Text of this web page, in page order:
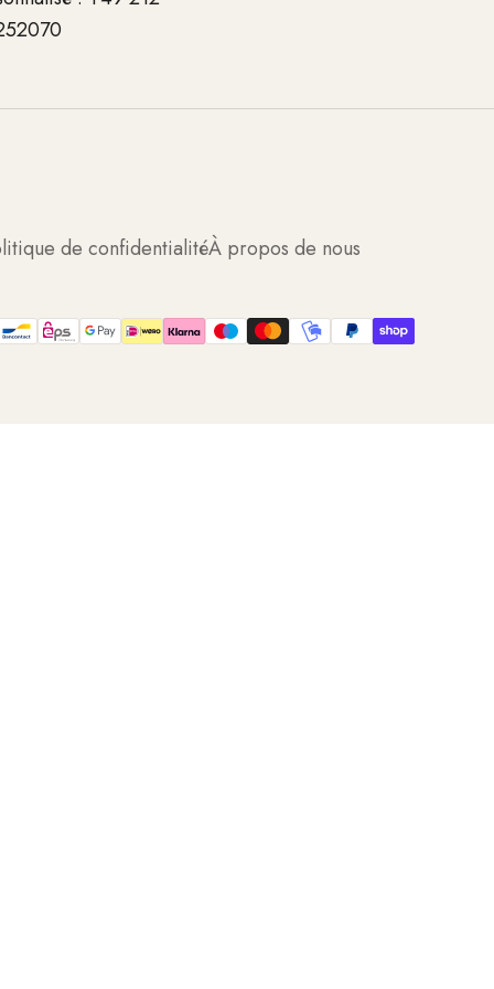
de confidentialitéÀ propos de nous